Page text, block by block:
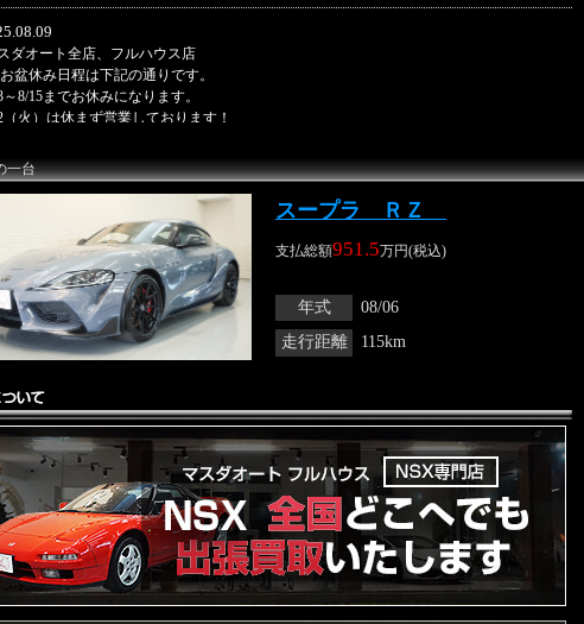
一台
スープラ ＲＺ
支払総額951.5万円(税込)
年式
08/06
走行距離
115km